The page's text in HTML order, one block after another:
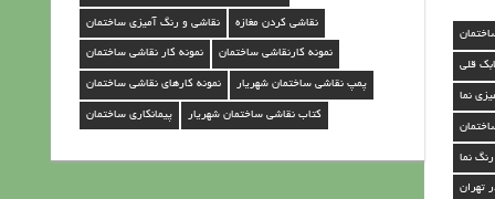
قلی
نما
رنگ نما
تهران
نقاشی و رنگ آمیزی ساختمان نقاشی کردن مغازه
نمونه کار نقاشی ساختمان نمونه کارنقاشی ساختمان
نمونه کارهای نقاشی ساختمان پمپ نقاشی ساختمان شهریار
پیمانکاری ساختمان کتاب نقاشی ساختمان شهریار